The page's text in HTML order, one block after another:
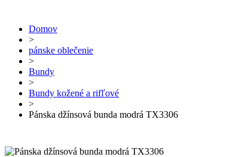
Domov
>
pánske oblečenie
>
Bundy
>
Bundy kožené a rifľové
>
Pánska džínsová bunda modrá TX3306